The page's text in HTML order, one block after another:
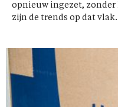
opnieuw ingezet, zonder
zijn de trends op dat vlak.